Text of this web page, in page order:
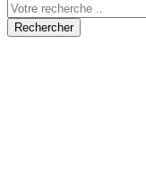
Rechercher